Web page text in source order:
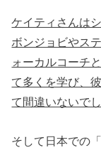
ケイティさんは
ボンジョビやス
ォーカルコーチ
て多くを学び、
て間違いないでし
そして日本での